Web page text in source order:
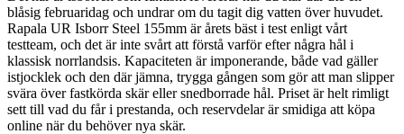
blåsig februaridag och undrar om du tagit dig vatten över huvudet.
Rapala UR Isborr Steel 155mm är årets bäst i test enligt vårt
testteam, och det är inte svårt att förstå varför efter några hål i
klassisk norrlandsis. Kapaciteten är imponerande, både vad gäller
istjocklek och den där jämna, trygga gången som gör att man slipper
svära över fastkörda skär eller snedborrade hål. Priset är helt rimligt
sett till vad du får i prestanda, och reservdelar är smidiga att köpa
online när du behöver nya skär.